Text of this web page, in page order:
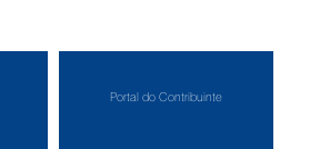
Portal do Contribuinte